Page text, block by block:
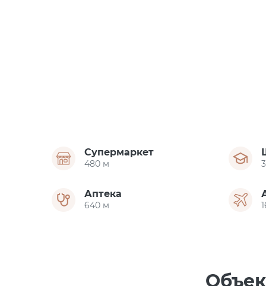
Супермаркет
480 м
Аптека
640 м